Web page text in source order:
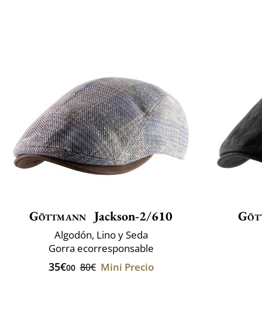
Göttmann Jackson-2/610
Algodón, Lino y Seda
Gorra ecorresponsable
35€00 80€ Mini Precio